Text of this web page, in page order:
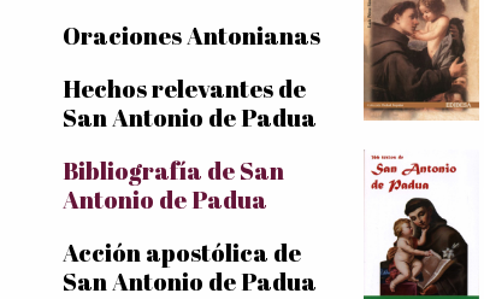
Oraciones Antonianas
Hechos relevantes de
San Antonio de Padua
Bibliografía de San
Antonio de Padua
Acción apostólica de
San Antonio de Padua